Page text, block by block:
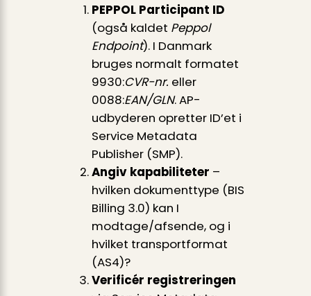
PEPPOL Participant ID
(også kaldet Peppol
Endpoint). I Danmark
bruges normalt formatet
9930:CVR-nr. eller
0088:EAN/GLN. AP-
udbyderen opretter ID’et i
Service Metadata
Publisher (SMP).
Angiv kapabiliteter –
hvilken dokumenttype (BIS
Billing 3.0) kan I
modtage/af­sende, og i
hvilket transportformat
(AS4)?
Verificér registreringen